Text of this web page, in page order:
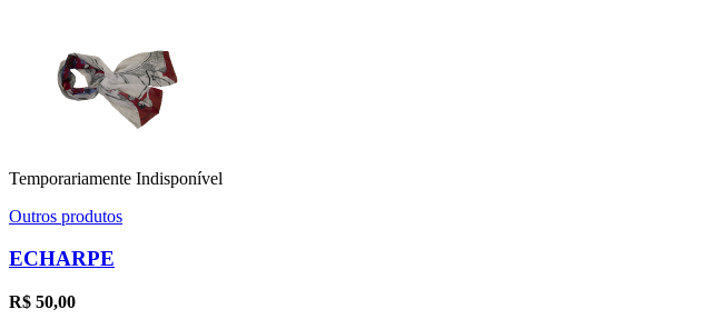
Temporariamente Indisponível
Outros produtos
ECHARPE
R$ 50,00